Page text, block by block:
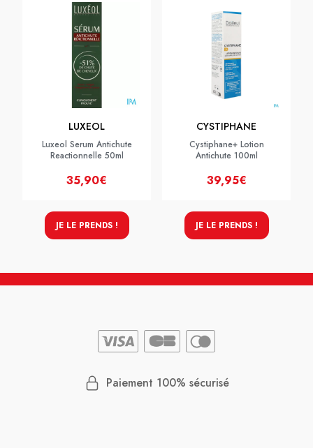
LUXEOL
Luxeol Serum Antichute
Reactionnelle 50ml
35,90€
JE LE PRENDS !
CYSTIPHANE
Cystiphane+ Lotion
Antichute 100ml
39,95€
JE LE PRENDS !
Paiement 100% sécurisé